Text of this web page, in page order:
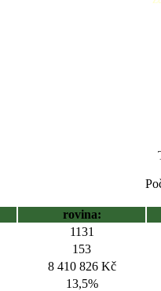
rovina:
1131
153
8 410 826 Kč
13,5%